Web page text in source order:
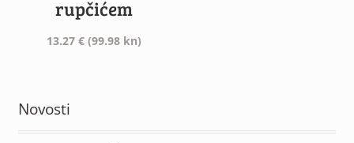
rupčićem
13.27€ (99.98 kn)
Novosti